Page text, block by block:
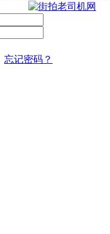
忘记密码？